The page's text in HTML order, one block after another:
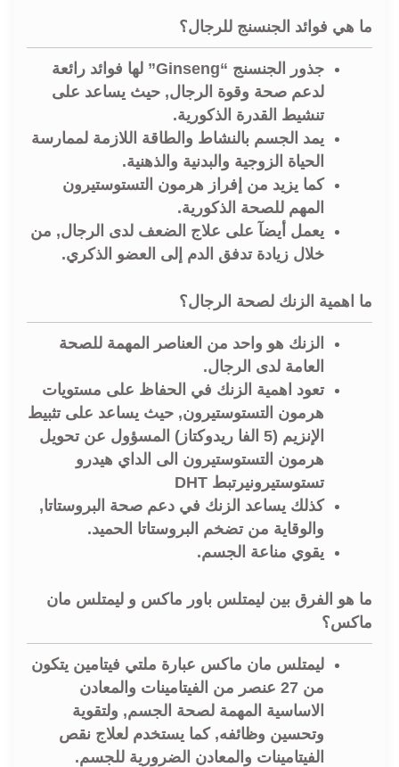
ما هي فوائد الجنسنج للرجال؟
جذور الجنسنج “Ginseng” لها فوائد رائعة
لدعم صحة وقوة الرجال, حيث يساعد على
تنشيط القدرة الذكورية.
يمد الجسم بالنشاط والطاقة اللازمة لممارسة
الحياة الزوجية والبدنية والذهنية.
كما يزيد من إفراز هرمون التستوستيرون
المهم للصحة الذكورية.
يعمل أيضآ على علاج الضعف لدى الرجال, من
خلال زيادة تدفق الدم إلى العضو الذكري.
ما اهمية الزنك لصحة الرجال؟
الزنك هو واحد من العناصر المهمة للصحة
العامة لدى الرجال.
تعود اهمية الزنك في الحفاظ على مستويات
هرمون التستوستيرون, حيث يساعد على تثبيط
الإنزيم (5 الفا ريدوكتاز) المسؤول عن تحويل
هرمون التستوستيرون الى الداي هيدرو
تستوستيرونيرتبط DHT
كذلك يساعد الزنك في دعم صحة البروستاتا,
والوقاية من تضخم البروستاتا الحميد.
يقوي مناعة الجسم.
ما هو الفرق بين ليمتلس باور ماكس و ليمتلس مان
ماكس؟
ليمتلس مان ماكس عبارة ملتي فيتامين يتكون
من 27 عنصر من الفيتامينات والمعادن
الاساسية المهمة لصحة الجسم, ولتقوية
وتحسين وظائفه, كما يستخدم لعلاج نقص
الفيتامينات والمعادن الضرورية للجسم.